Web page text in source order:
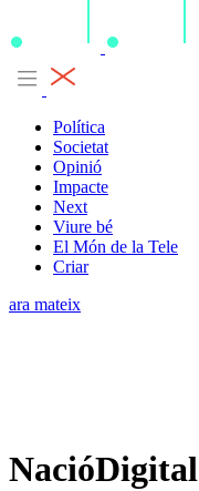
Política
Societat
Opinió
Impacte
Next
Viure bé
El Món de la Tele
Criar
ara mateix
NacióDigital